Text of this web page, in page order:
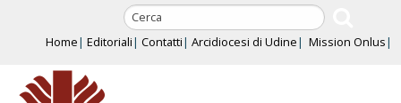
content
Home Editoriali Contatti Arcidiocesi di Udine Mission Onlus